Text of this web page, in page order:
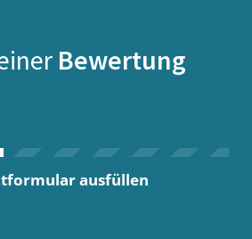
Bewertung
ausfüllen